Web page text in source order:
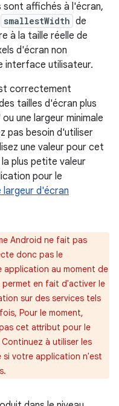
affichés à l'écran,
smallestWidth de
à la taille réelle de
d'écran non
interface utilisateur.
correctement
tailles d'écran plus
une largeur minimale
pas besoin d'utiliser
une valeur pour cet
plus petite valeur
pour le
d'écran
Android ne fait pas
donc pas le
au moment de
en fait d'activer le
sur des services tels
Pour le moment,
cet attribut pour le
à utiliser les
votre application n'est